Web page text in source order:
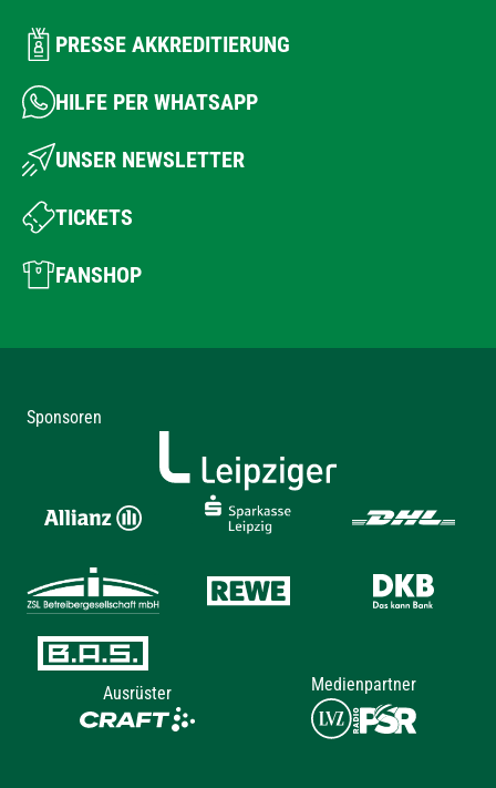
PRESSE AKKREDITIERUNG
HILFE PER WHATSAPP
UNSER NEWSLETTER
TICKETS
FANSHOP
Sponsoren
Ausrüster Medienpartner